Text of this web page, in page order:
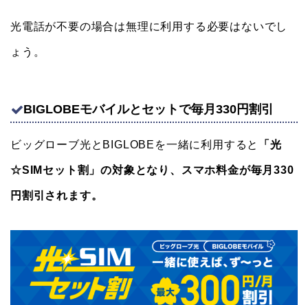
光電話が不要の場合は無理に利用する必要はないでし
ょう。
BIGLOBEモバイルとセットで毎月330円割引
ビッグローブ光とBIGLOBEを一緒に利用すると 「光
☆SIMセット割」の対象となり、スマホ料金が毎月330
円割引されます。